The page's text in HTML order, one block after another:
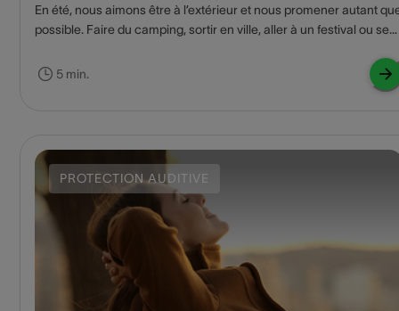
En été, nous aimons être à l’extérieur et nous promener autant
possible. Faire du camping, sortir en ville, aller à un festival ou se
Quoi que vous fassiez, assurez-vous toujours d’avoir une
5 min.
PROTECTION AUDITIVE